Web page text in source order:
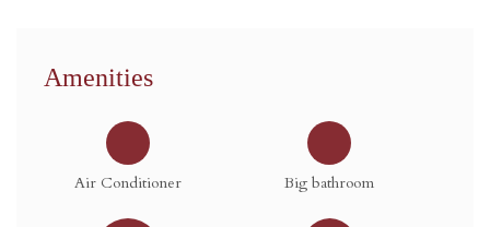
Amenities
Air Conditioner Big bathroom